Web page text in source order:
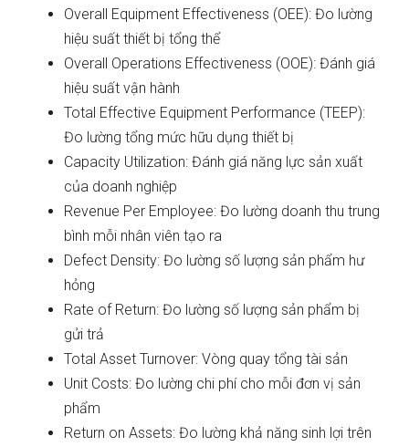
Overall Equipment Effectiveness (OEE): Đo lường
hiệu suất thiết bị tổng thể
Overall Operations Effectiveness (OOE): Đánh giá
hiệu suất vận hành
Total Effective Equipment Performance (TEEP):
Đo lường tổng mức hữu dụng thiết bị
Capacity Utilization: Đánh giá năng lực sản xuất
của doanh nghiệp
Revenue Per Employee: Đo lường doanh thu trung
bình mỗi nhân viên tạo ra
Defect Density: Đo lường số lượng sản phẩm hư
hỏng
Rate of Return: Đo lường số lượng sản phẩm bị
gửi trả
Total Asset Turnover: Vòng quay tổng tài sản
Unit Costs: Đo lường chi phí cho mỗi đơn vị sản
phẩm
Return on Assets: Đo lường khả năng sinh lợi trên